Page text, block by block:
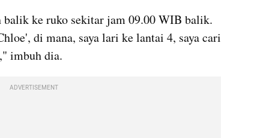
balik ke ruko sekitar jam 09.00 WIB balik.
di mana, saya lari ke lantai 4, saya cari
imbuh dia.
ADVERTISEMENT